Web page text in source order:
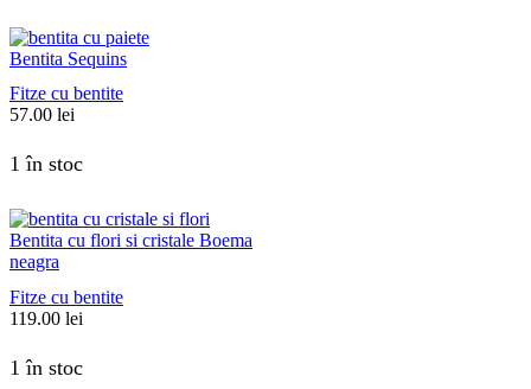
Bentita Sequins
Fitze cu bentite
57.00 lei
1 în stoc
Bentita cu flori si cristale Boema
neagra
Fitze cu bentite
119.00 lei
1 în stoc